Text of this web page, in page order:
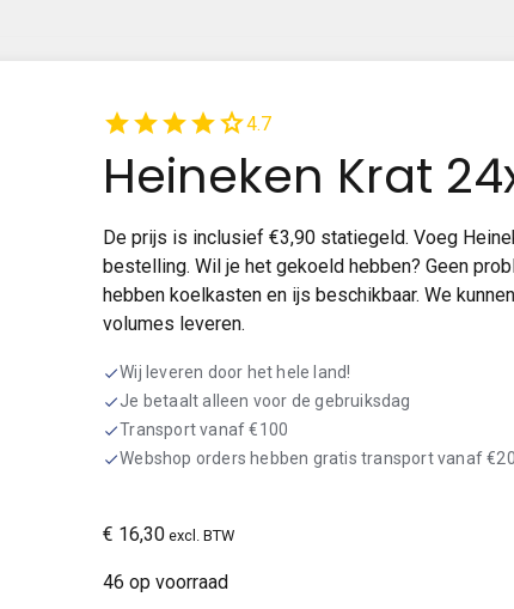
starstarstarstarstar4.7
Heineken Krat
De prijs is inclusief €3,90 statiegeld. Voeg
bestelling. Wil je het gekoeld hebben? Geen
hebben koelkasten en ijs beschikbaar. We
volumes leveren.
checkWij leveren door het hele land!
check Je betaalt alleen voor de gebruiksdag
checkTransport vanaf €100
checkWebshop orders hebben gratis transport vanaf
€ 16,30 excl. BTW
46 op voorraad